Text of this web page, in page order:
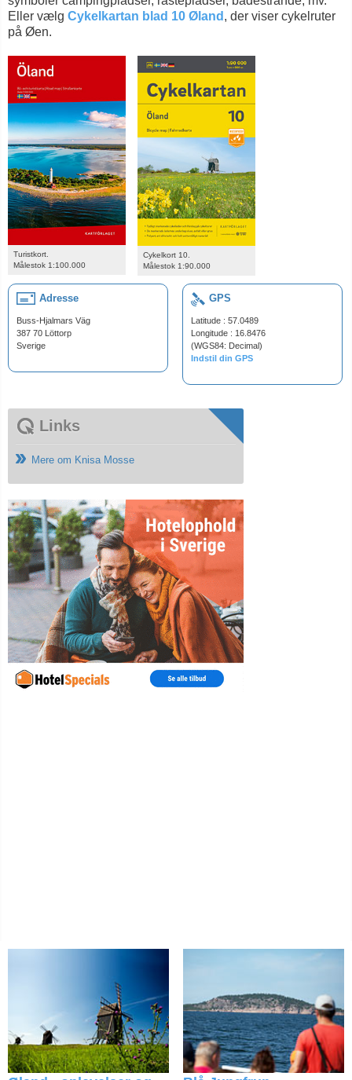
Eller vælg Cykelkartan blad 10 Øland , der viser cykelruter
på Øen.
Turistkort.
Målestok 1:100.000
Cykelkort 10.
Målestok 1:90.000
Adresse
Buss-Hjalmars Väg
387 70 Löttorp
Sverige
GPS
Latitude : 57.0489
Longitude : 16.8476
(WGS84: Decimal)
Indstil din GPS
Links
Mere om Knisa Mosse